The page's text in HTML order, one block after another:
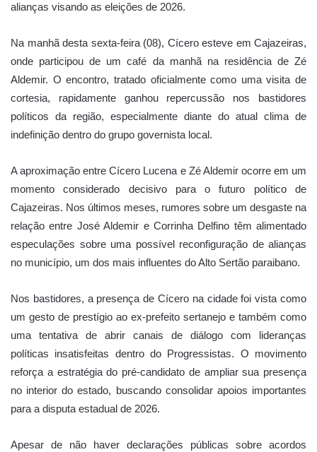
alianças visando as eleições de 2026.
Na manhã desta sexta-feira (08), Cícero esteve em Cajazeiras,
onde participou de um café da manhã na residência de Zé
Aldemir. O encontro, tratado oficialmente como uma visita de
cortesia, rapidamente ganhou repercussão nos bastidores
políticos da região, especialmente diante do atual clima de
indefinição dentro do grupo governista local.
A aproximação entre Cícero Lucena e Zé Aldemir ocorre em um
momento considerado decisivo para o futuro político de
Cajazeiras. Nos últimos meses, rumores sobre um desgaste na
relação entre José Aldemir e Corrinha Delfino têm alimentado
especulações sobre uma possível reconfiguração de alianças
no município, um dos mais influentes do Alto Sertão paraibano.
Nos bastidores, a presença de Cícero na cidade foi vista como
um gesto de prestígio ao ex-prefeito sertanejo e também como
uma tentativa de abrir canais de diálogo com lideranças
políticas insatisfeitas dentro do Progressistas. O movimento
reforça a estratégia do pré-candidato de ampliar sua presença
no interior do estado, buscando consolidar apoios importantes
para a disputa estadual de 2026.
Apesar de não haver declarações públicas sobre acordos